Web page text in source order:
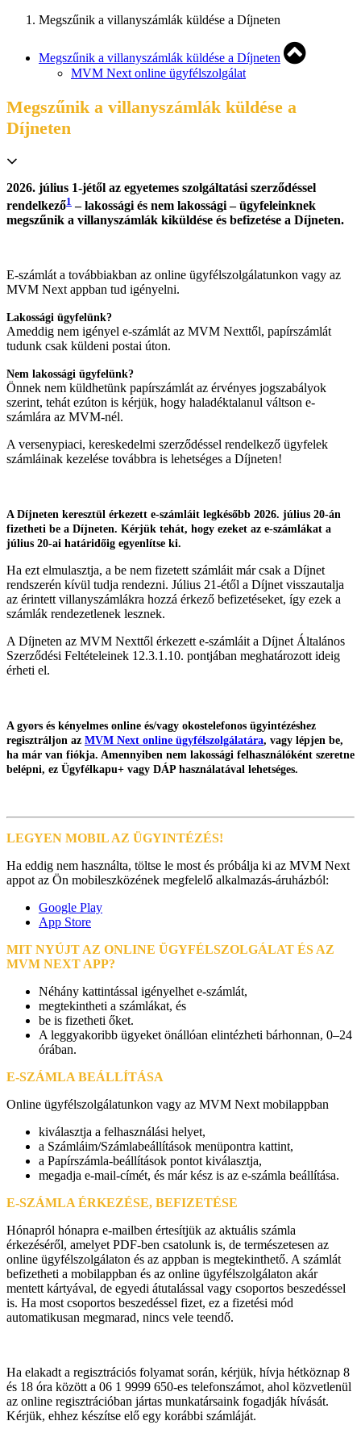
Megszűnik a villanyszámlák küldése a Díjneten
Megszűnik a villanyszámlák küldése a Díjneten
MVM Next online ügyfélszolgálat
Megszűnik a villanyszámlák küldése a
Díjneten
2026. július 1-jétől az egyetemes szolgáltatási szerződéssel
rendelkező1 – lakossági és nem lakossági – ügyfeleinknek
megszűnik a villanyszámlák kiküldése és befizetése a Díjneten.
E-számlát a továbbiakban az online ügyfélszolgálatunkon vagy az
MVM Next appban tud igényelni.
Lakossági ügyfelünk?
Ameddig nem igényel e-számlát az MVM Nexttől, papírszámlát
tudunk csak küldeni postai úton.
Nem lakossági ügyfelünk?
Önnek nem küldhetünk papírszámlát az érvényes jogszabályok
szerint, tehát ezúton is kérjük, hogy haladéktalanul váltson e-
számlára az MVM-nél.
A versenypiaci, kereskedelmi szerződéssel rendelkező ügyfelek
számláinak kezelése továbbra is lehetséges a Díjneten!
A Díjneten keresztül érkezett e-számláit legkésőbb 2026. július 20-án
fizetheti be a Díjneten. Kérjük tehát, hogy ezeket az e-számlákat a
július 20-ai határidőig egyenlítse ki.
Ha ezt elmulasztja, a be nem fizetett számláit már csak a Díjnet
rendszerén kívül tudja rendezni. Július 21-étől a Díjnet visszautalja
az érintett villanyszámlákra hozzá érkező befizetéseket, így ezek a
számlák rendezetlenek lesznek.
A Díjneten az MVM Nexttől érkezett e-számláit a Díjnet Általános
Szerződési Feltételeinek 12.3.1.10. pontjában meghatározott ideig
érheti el.
A gyors és kényelmes online és/vagy okostelefonos ügyintézéshez
regisztráljon az MVM Next online ügyfélszolgálatára, vagy lépjen be,
ha már van fiókja. Amennyiben nem lakossági felhasználóként szeretne
belépni, ez Ügyfélkapu+ vagy DÁP használatával lehetséges.
LEGYEN MOBIL AZ ÜGYINTÉZÉS!
Ha eddig nem használta, töltse le most és próbálja ki az MVM Next
appot az Ön mobileszközének megfelelő alkalmazás-áruházból:
Google Play
App Store
MIT NYÚJT AZ ONLINE ÜGYFÉLSZOLGÁLAT ÉS AZ
MVM NEXT APP?
Néhány kattintással igényelhet e-számlát,
megtekintheti a számlákat, és
be is fizetheti őket.
A leggyakoribb ügyeket önállóan elintézheti bárhonnan, 0–24
órában.
E-SZÁMLA BEÁLLÍTÁSA
Online ügyfélszolgálatunkon vagy az MVM Next mobilappban
kiválasztja a felhasználási helyet,
a Számláim/Számlabeállítások menüpontra kattint,
a Papírszámla-beállítások pontot kiválasztja,
megadja e-mail-címét, és már kész is az e-számla beállítása.
E-SZÁMLA ÉRKEZÉSE, BEFIZETÉSE
Hónapról hónapra e-mailben értesítjük az aktuális számla
érkezéséről, amelyet PDF-ben csatolunk is, de természetesen az
online ügyfélszolgálaton és az appban is megtekinthető. A számlát
befizetheti a mobilappban és az online ügyfélszolgálaton akár
mentett kártyával, de egyedi átutalással vagy csoportos beszedéssel
is. Ha most csoportos beszedéssel fizet, ez a fizetési mód
automatikusan megmarad, nincs vele teendő.
Ha elakadt a regisztrációs folyamat során, kérjük, hívja hétköznap 8
és 18 óra között a 06 1 9999 650-es telefonszámot, ahol közvetlenül
az online regisztrációban jártas munkatársaink fogadják hívását.
Kérjük, ehhez készítse elő egy korábbi számláját.